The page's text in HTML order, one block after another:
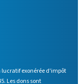
lucratif exonérée d'impôt
Les dons sont